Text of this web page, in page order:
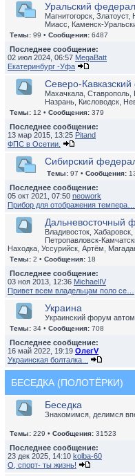
Уральский
Магнитогорск,
Миасс, Каменск-
Темы: 99 • Сообщения: 6487
Последнее сообщение:
02 июл 2024, 06:57 MegaBatt
Екатеринбург -Уфа
Северо-
Махачкала, Ставрополь,
Назрань, Кисловодск,
Темы: 12 • Сообщения: 379
Последнее сообщение:
13 мар 2015, 13:25 Pitand
ФПС в Осетии.
Сибирский
Темы: 97 • Сообщения:
Последнее сообщение:
05 окт 2021, 07:50 neowork
Прибор для отображения темпера…
Дальневосточный
Владивосток,
Петропавловск-
Находка, Уссурийск, Артём,
Темы: 2 • Сообщения: 18
Последнее сообщение:
03 ноя 2013, 12:36 MichaelIV
Привет всем владельцам поло се…
Украина
Украинский форум
Темы: 34 • Сообщения: 708
Последнее сообщение:
16 май 2022, 19:19 ОлегV
Украинская болталка...
БЕСЕДКА (ПОЛОТЁРКИ)
Беседка
Знакомимся, делимся
Темы: 229 • Сообщения: 31523
Последнее сообщение:
23 дек 2025, 14:10 kolba-60
О, спорт- ты жизнь!